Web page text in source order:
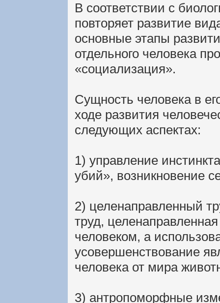
В соответствии с
повторяет развитие
основные этапы
отдельного человека
«социализация».
Сущность человека в
ходе развития
следующих аспектах:
1) управление
убий», возникновение
2) целенаправленный
труд,
человеком, а
усовершенствование
человека от мира
3) антропоморфные